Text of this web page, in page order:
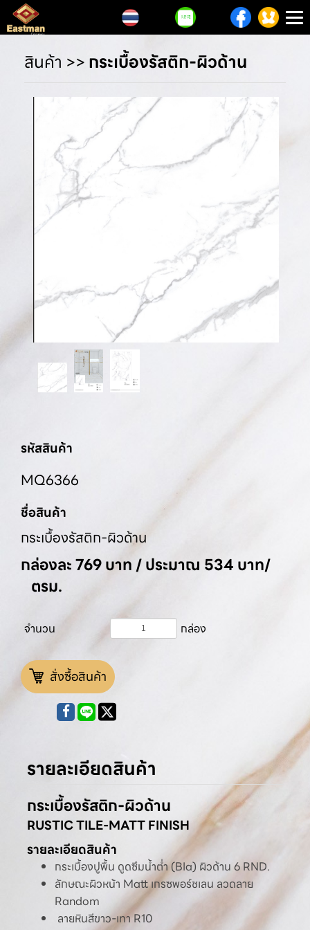
สินค้า >>กระเบื้องรัสติก-ผิวด้าน
รหัสสินค้า
MQ6366
ชื่อสินค้า
กระเบื้องรัสติก-ผิวด้าน
กล่องละ 769 บาท / ประมาณ 534 บาท/
ตรม.
จำนวน กล่อง
สั่งซื้อสินค้า
รายละเอียดสินค้า
กระเบื้องรัสติก-ผิวด้าน
RUSTIC TILE-MATT FINISH
รายละเอียดสินค้า
กระเบื้องปูพื้น ดูดซึมน้ำต่ำ (BIa) ผิวด้าน 6 RND.
ลักษณะผิวหน้า Matt เกรซพอร์ชเลน ลวดลาย
Random
ลายหินสีขาว-เทา R10